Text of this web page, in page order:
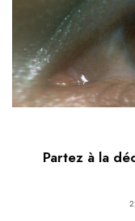
Partez à la